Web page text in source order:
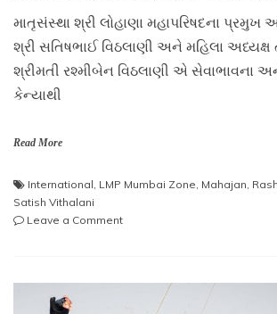
માતૃસંસ્થા શ્રી લોહાણા મહાપરિષદના પ્રમુખ
શ્રી સતિષભાઈ વિઠલાણી અને મહિલા અધ્યક્ષ
શ્રીમતી રશ્મીબેન વિઠલાણી એ સેવાભાવના
કેન્યાથી
Read More
International LMP Mumbai Zone Mahajan
Satish Vithalani
Leave a Commenton